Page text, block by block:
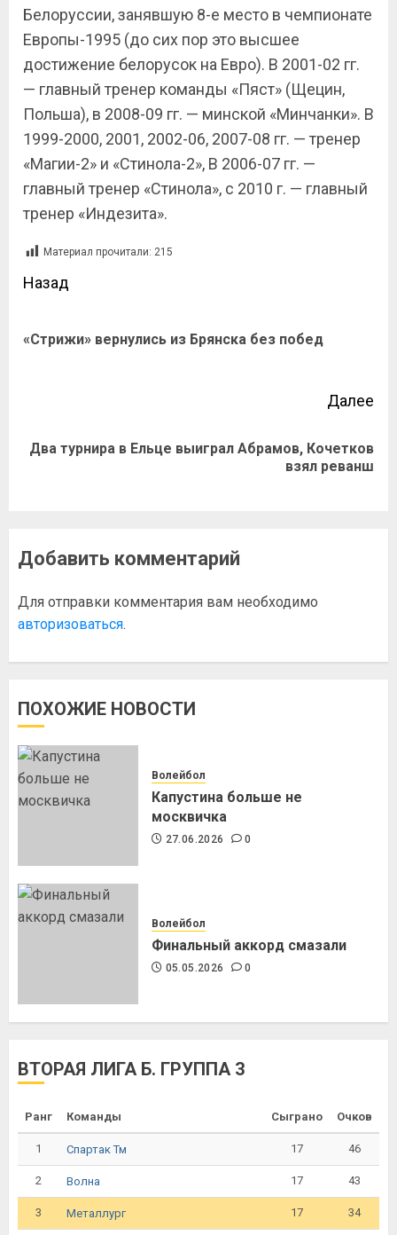
Белоруссии, занявшую 8-е место в чемпионате
Европы-1995 (до сих пор это высшее
достижение белорусок на Евро). В 2001-02 гг.
— главный тренер команды «Пяст» (Щецин,
Польша), в 2008-09 гг. — минской «Минчанки». В
1999-2000, 2001, 2002-06, 2007-08 гг. — тренер
«Магии-2» и «Стинола-2», В 2006-07 гг. —
главный тренер «Стинола», с 2010 г. — главный
тренер «Индезита».
Материал прочитали: 215
Назад
«Стрижи» вернулись из Брянска без побед
Далее
Два турнира в Ельце выиграл Абрамов, Кочетков
взял реванш
Добавить комментарий
Для отправки комментария вам необходимо
авторизоваться.
ПОХОЖИЕ НОВОСТИ
Волейбол
Капустина больше не
москвичка
27.06.2026 0
Волейбол
Финальный аккорд смазали
05.05.2026 0
ВТОРАЯ ЛИГА Б. ГРУППА 3
Ранг Команды Сыграно Очков
1 Спартак Тм 17 46
2 Волна 17 43
3 Металлург 17 34